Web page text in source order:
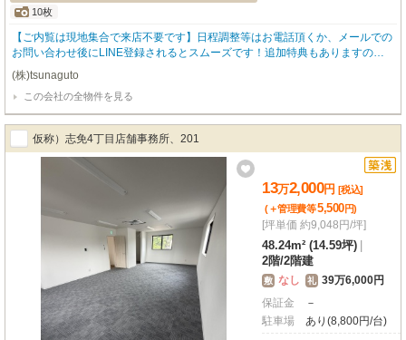
10枚
【ご内覧は現地集合で来店不要です】日程調整等はお電話頂くか、メールでの
お問い合わせ後にLINE登録されるとスムーズです！追加特典もありますので
詳細はお気軽にお問い合わせ下さい♪
(株)tsunaguto
この会社の全物件を見る
仮称）志免4丁目店舗事務所、201
13万2,000円 [税込]
(＋管理費等5,500円)
[坪単価 約9,048円/坪]
48.24m² (14.59坪)
2階/2階建
敷 なし 礼 39万6,000円
保証金
－
駐車場
あり(8,800円/台)